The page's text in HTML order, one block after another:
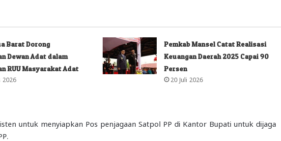
Barat Dorong
Dewan Adat dalam
RUU Masyarakat Adat
2026
Pemkab Mansel Catat Realisasi
Keuangan Daerah 2025 Capai 90
Persen
20 Juli 2026
untuk menyiapkan Pos penjagaan Satpol PP di Kantor Bupati untuk dijaga